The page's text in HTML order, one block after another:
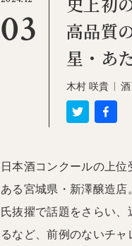
03
史上初
高品質
星・あ
木村 咲貴 |
日本酒コンクールの上
ある宮城県・新澤醸造
氏抜擢で話題をさらい
るなど、前例のないチャ